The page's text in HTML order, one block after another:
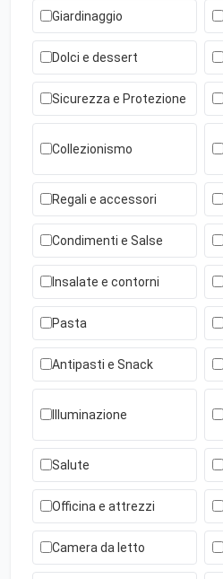
Giardinaggio
Dolci e dessert
Sicurezza e Protezione
Collezionismo
Regali e accessori
Condimenti e Salse
Insalate e contorni
Pasta
Antipasti e Snack
Illuminazione
Salute
Officina e attrezzi
Camera da letto